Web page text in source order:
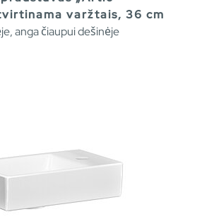
varžtais, 36 cm
anga čiaupui dešinėje